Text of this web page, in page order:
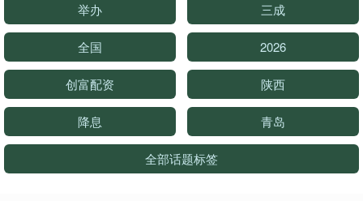
举办 三成
全国 2026
创富配资 陕西
降息 青岛
全部话题标签